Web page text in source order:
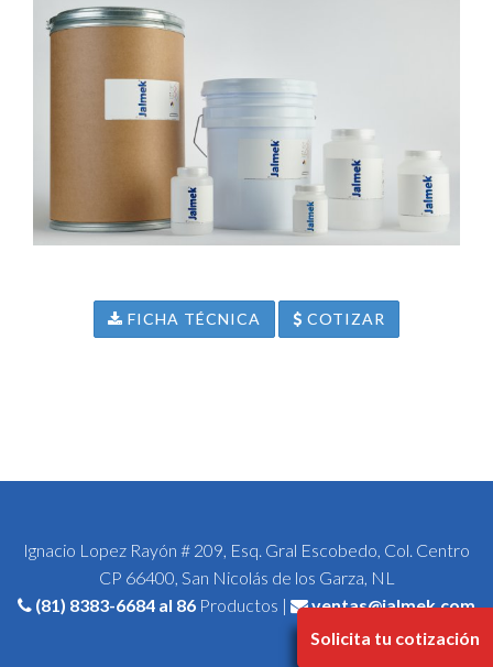
Solicita tu cotización
FICHA TÉCNICA COTIZAR
Ignacio Lopez Rayón # 209, Esq. Gral Escobedo, Col. Centro
CP 66400, San Nicolás de los Garza, NL
(81) 8383-6684 al 86 Productos | ventas@jalmek.com